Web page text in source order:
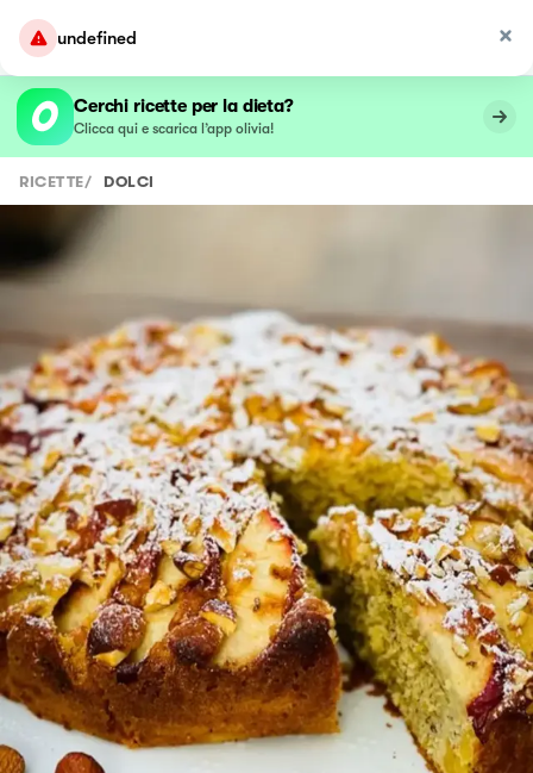
undefined
Cerchi ricette per la dieta?
Clicca qui e scarica l’app olivia!
RICETTE/ DOLCI